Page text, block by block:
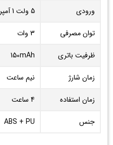
ورودی
5 ولت 1 آمپر
توان مصرفی
3 وات
ظرفیت باتری
150mAh
زمان شارژ
نیم ساعت
زمان استفاده
4 ساعت
جنس
ABS + PU